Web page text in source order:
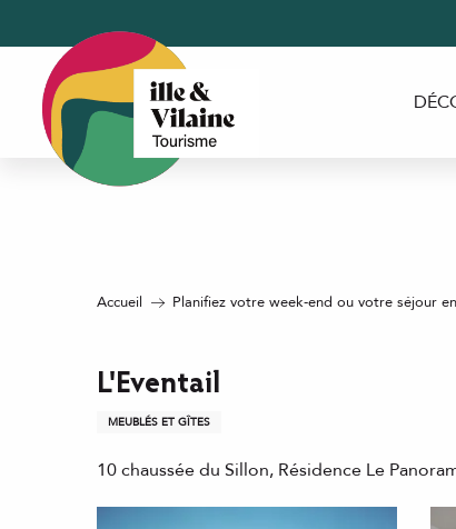
contenu
principal
Accueil Planifiez votre week-end ou votre séjour
L'Eventail
MEUBLÉS ET GÎTES
10 chaussée du Sillon, Résidence Le